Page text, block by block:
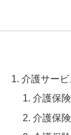
介護サー
介護保
介護保